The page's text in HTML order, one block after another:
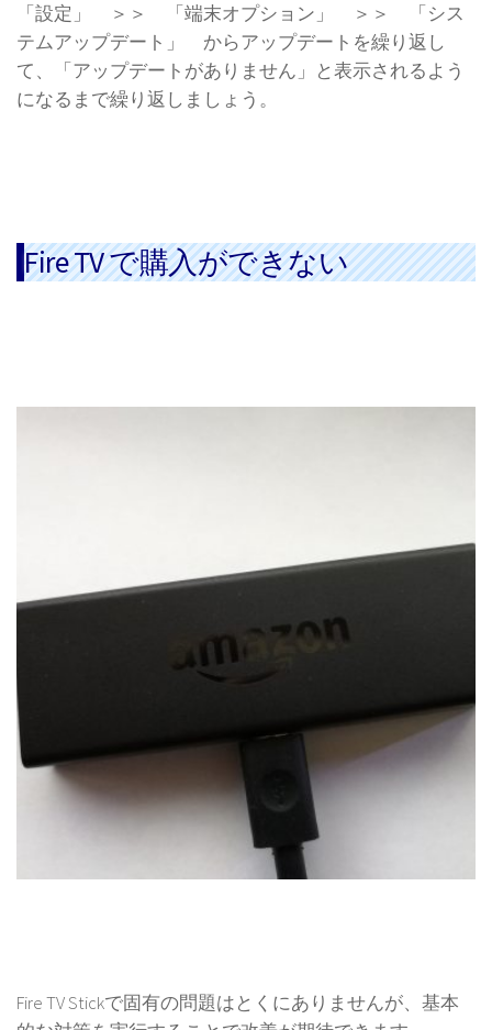
「設定」 ＞＞ 「端末オプション」 ＞＞ 「シス
テムアップデート」 からアップデートを繰り返し
て、「アップデートがありません」と表示されるよう
になるまで繰り返しましょう。
Fire TV で購入ができない
Fire TV Stickで固有の問題はとくにありませんが、基本